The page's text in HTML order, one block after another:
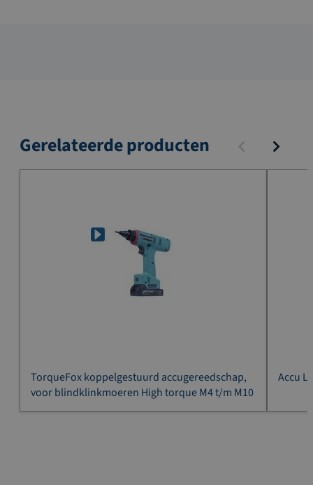
Gerelateerde producten
TorqueFox koppelgestuurd accugereedschap,
voor blindklinkmoeren High torque M4 t/m M10
Accu